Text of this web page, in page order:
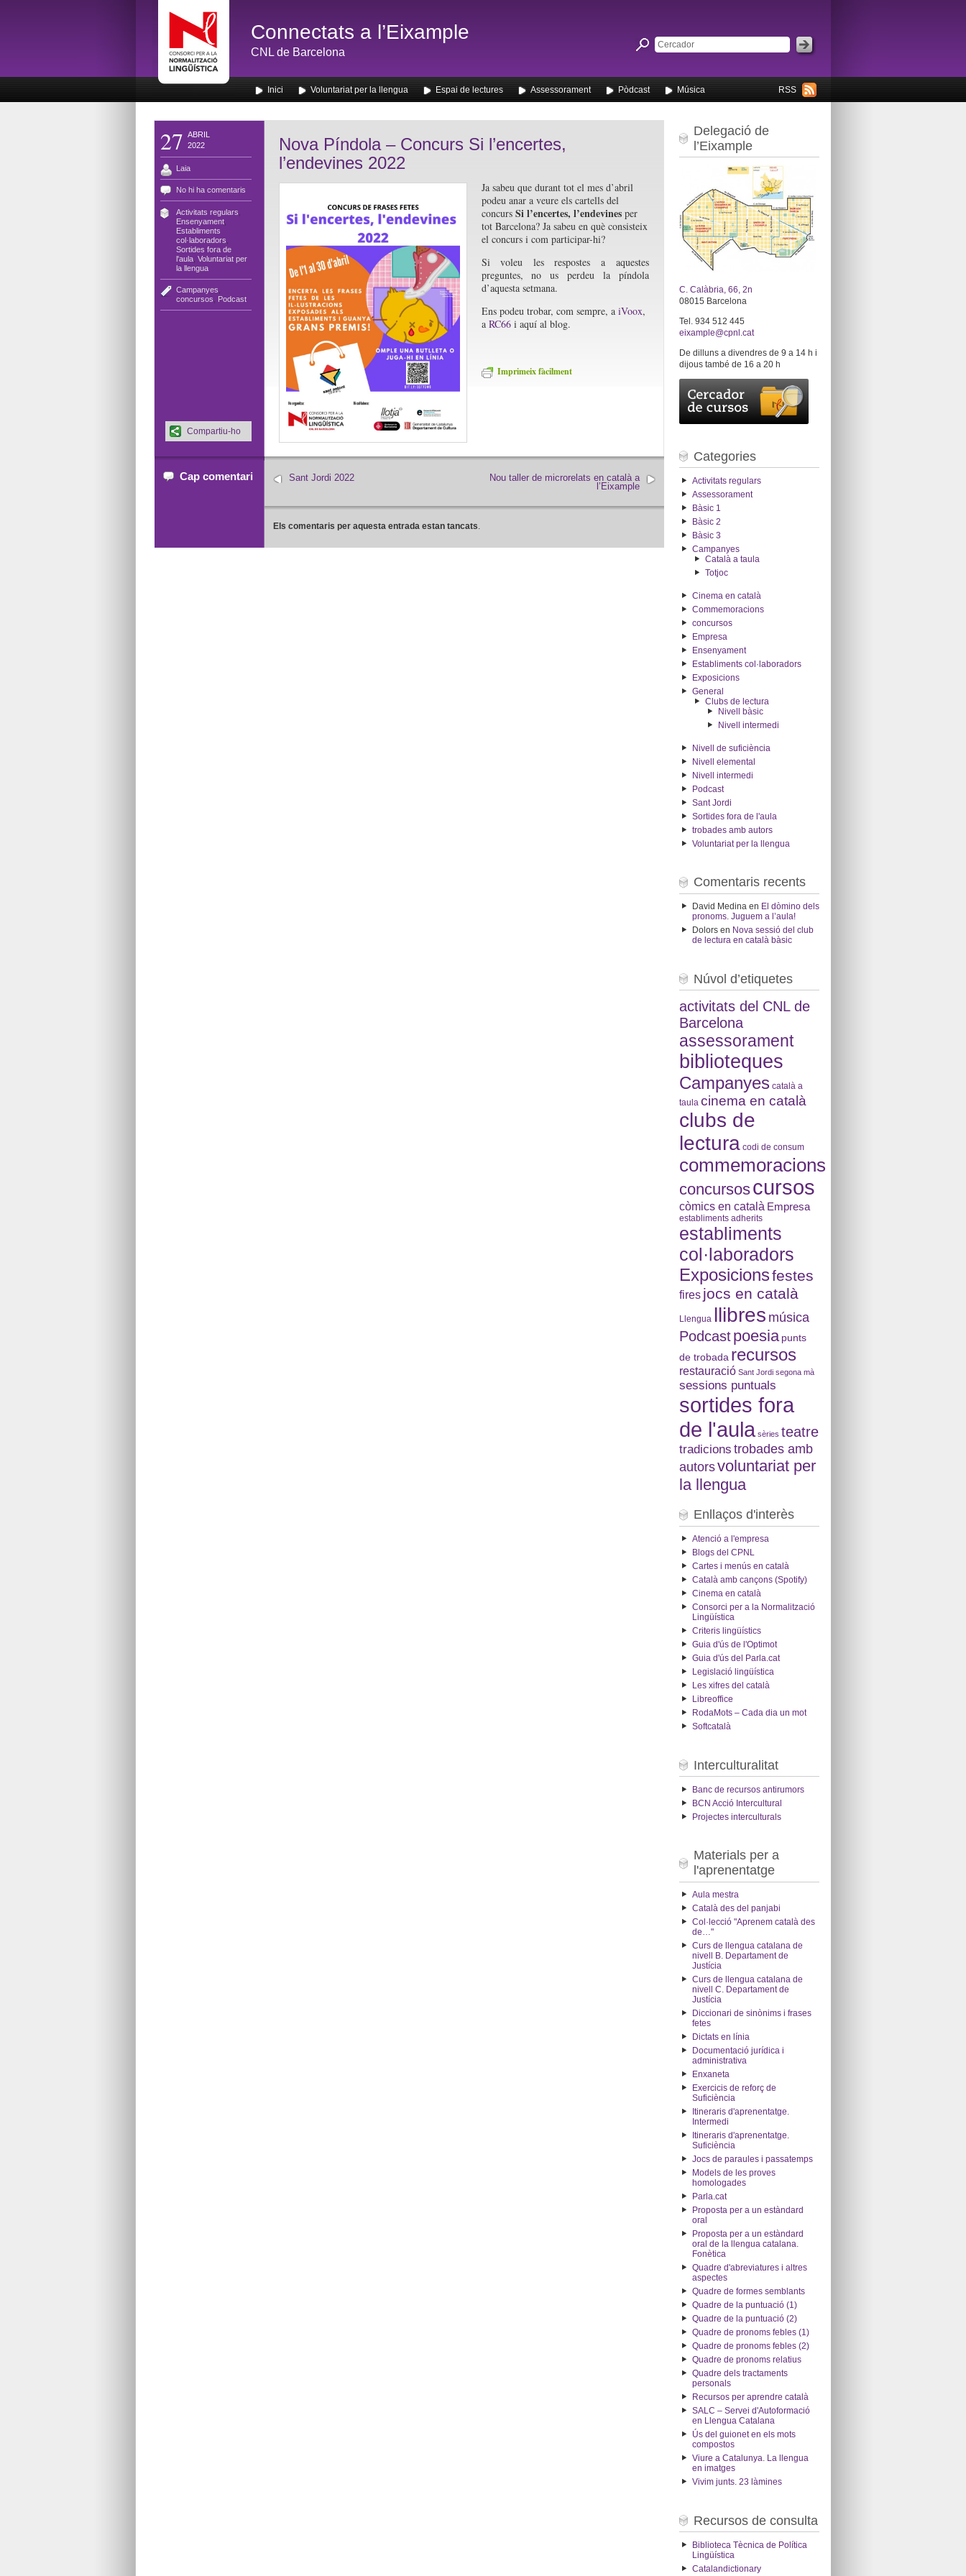
Connectats a l’Eixample
CNL de Barcelona
RSS
Inici Voluntariat per la llengua Espai de lectures Assessorament Pòdcast Música
27 ABRIL
2022
Laia
No hi ha comentaris
Activitats regulars
Ensenyament,
Establiments
col·laboradors
Sortides fora de
l'aula, Voluntariat per
la llengua
Campanyes
concursos
Podcast
Nova Píndola – Concurs Si l’encertes,
l’endevines 2022
Ja sabeu que durant tot el mes d’abril
podeu anar a veure els cartells del
concurs Si l’encertes, l’endevinesper
tot Barcelona? Ja sabeu en què consisteix
el concurs i com participar-hi?
Si voleu les respostes a aquestes
preguntes, no us perdeu la píndola
d’aquesta setmana.
Ens podeu trobar, com sempre, a iVoox,
a RC66i aquí al blog.
Imprimeix fàcilment
Compartiu-ho
Cap comentari
Nou taller de microrelats en català a
l’Eixample
Sant Jordi 2022
Els comentaris per aquesta entrada estan tancats.
Delegació de
l’Eixample
C. Calàbria, 66, 2n
08015 Barcelona
Tel. 934 512 445
eixample@cpnl.cat
De dilluns a divendres de 9 a 14 h i
dijous també de 16 a 20 h
Categories
Activitats regulars
Assessorament
Bàsic 1
Bàsic 2
Bàsic 3
Campanyes
Català a taula
Totjoc
Cinema en català
Commemoracions
concursos
Empresa
Ensenyament
Establiments col·laboradors
Exposicions
General
Clubs de lectura
Nivell bàsic
Nivell intermedi
Nivell de suficiència
Nivell elemental
Nivell intermedi
Podcast
Sant Jordi
Sortides fora de l'aula
trobades amb autors
Voluntariat per la llengua
Comentaris recents
David Medinaen El dòmino dels
pronoms. Juguem a l’aula!
Dolorsen Nova sessió del club
de lectura en català bàsic
Núvol d’etiquetes
activitats del CNL de
Barcelona
assessorament
biblioteques
Campanyes català a
taula cinema en català
clubs de
lectura codi de consum
commemoracions
concursoscursos
còmics en català Empresa
establiments adherits
establiments
col·laboradors
Exposicionsfestes
fires jocs en català
Llengua llibres música
Podcast poesia punts
de trobada recursos
restauració Sant Jordi segona mà
sessions puntuals
sortides fora
de l'aula sèries teatre
tradicions trobades amb
autorsvoluntariat per
la llengua
Enllaços d'interès
Atenció a l'empresa
Blogs del CPNL
Cartes i menús en català
Català amb cançons (Spotify)
Cinema en català
Consorci per a la Normalització
Lingüística
Criteris lingüístics
Guia d'ús de l'Optimot
Guia d'ús del Parla.cat
Legislació lingüística
Les xifres del català
Libreoffice
RodaMots – Cada dia un mot
Softcatalà
Interculturalitat
Banc de recursos antirumors
BCN Acció Intercultural
Projectes interculturals
Materials per a
l'aprenentatge
Aula mestra
Català des del panjabi
Col·lecció "Aprenem català des
de…"
Curs de llengua catalana de
nivell B. Departament de
Justícia
Curs de llengua catalana de
nivell C. Departament de
Justícia
Diccionari de sinònims i frases
fetes
Dictats en línia
Documentació jurídica i
administrativa
Enxaneta
Exercicis de reforç de
Suficiència
Itineraris d'aprenentatge.
Intermedi
Itineraris d'aprenentatge.
Suficiència
Jocs de paraules i passatemps
Models de les proves
homologades
Parla.cat
Proposta per a un estàndard
oral
Proposta per a un estàndard
oral de la llengua catalana.
Fonètica
Quadre d'abreviatures i altres
aspectes
Quadre de formes semblants
Quadre de la puntuació (1)
Quadre de la puntuació (2)
Quadre de pronoms febles (1)
Quadre de pronoms febles (2)
Quadre de pronoms relatius
Quadre dels tractaments
personals
Recursos per aprendre català
SALC – Servei d'Autoformació
en Llengua Catalana
Ús del guionet en els mots
compostos
Viure a Catalunya. La llengua
en imatges
Vivim junts. 23 làmines
Recursos de consulta
Biblioteca Tècnica de Política
Lingüística
Catalandictionary